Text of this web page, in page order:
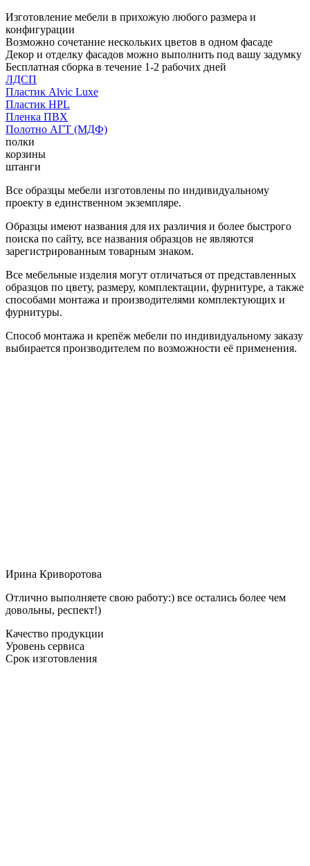
Изготовление мебели в прихожую любого размера и
конфигурации
Возможно сочетание нескольких цветов в одном фасаде
Декор и отделку фасадов можно выполнить под вашу задумку
Бесплатная сборка в течение 1-2 рабочих дней
ЛДСП
Пластик Alvic Luxe
Пластик HPL
Пленка ПВХ
Полотно АГТ (МДФ)
полки
корзины
штанги
Все образцы мебели изготовлены по индивидуальному
проекту в единственном экземпляре.
Образцы имеют названия для их различия и более быстрого
поиска по сайту, все названия образцов не являются
зарегистрированным товарным знаком.
Все мебельные изделия могут отличаться от представленных
образцов по цвету, размеру, комплектации, фурнитуре, а также
способами монтажа и производителями комплектующих и
фурнитуры.
Способ монтажа и крепёж мебели по индивидуальному заказу
выбирается производителем по возможности её применения.
Ирина Криворотова
Отлично выполняете свою работу:) все остались более чем
довольны, респект!)
Качество продукции
Уровень сервиса
Срок изготовления